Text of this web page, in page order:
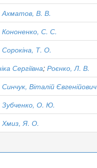
Ахматов, В. В.
Кононенко, С. С.
Сорокіна, Т. О.
Сергіївна; Роєнко, Л. В.
Синчук, Віталій Євгенійович
Зубченко, О. Ю.
Хмиз, Я. О.